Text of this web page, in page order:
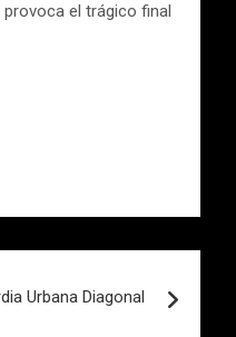
el trágico final
Urbana Diagonal